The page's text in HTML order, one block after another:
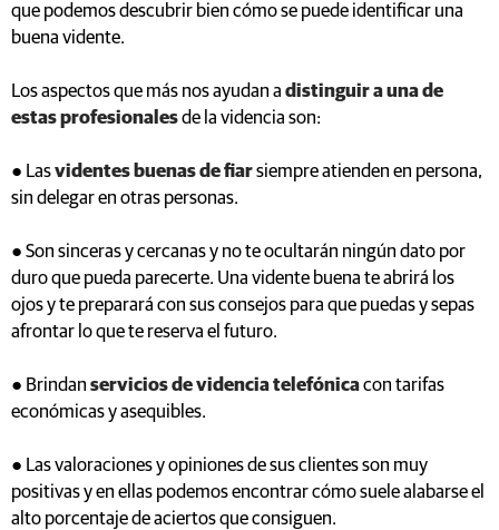
que podemos descubrir bien cómo se puede identificar una
buena vidente.
Los aspectos que más nos ayudan a distinguir a una de
estas profesionalesde la videncia son:
● Lasvidentes buenas de fiarsiempre atienden en persona,
sin delegar en otras personas.
● Son sinceras y cercanas y no te ocultarán ningún dato por
duro que pueda parecerte. Una vidente buena te abrirá los
ojos y te preparará con sus consejos para que puedas y sepas
afrontar lo que te reserva el futuro.
● Brindan servicios de videncia telefónicacon tarifas
económicas y asequibles.
● Las valoraciones y opiniones de sus clientes son muy
positivas y en ellas podemos encontrar cómo suele alabarse el
alto porcentaje de aciertos que consiguen.